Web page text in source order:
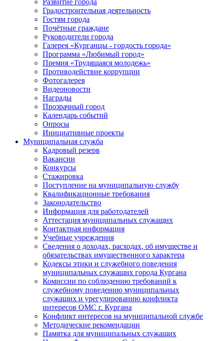
Развитие города
Градостроительная деятельность
Гостям города
Почётные граждане
Руководители города
Галерея «Курганцы - гордость города»
Программа «Любимый город»
Премия «Трудящаяся молодежь»
Противодействие коррупции
Фотогалерея
Видеоновости
Награды
Прозрачный город
Календарь событий
Опросы
Инициативные проекты
Муниципальная служба
Кадровый резерв
Вакансии
Конкурсы
Стажировка
Поступление на муниципальную службу
Квалификационные требования
Законодательство
Информация для работодателей
Аттестация муниципальных служащих
Контактная информация
Учебные учреждения
Сведения о доходах, расходах, об имуществе и
обязательствах имущественного характера
Кодексы этики и служебного поведения
муниципальных служащих города Кургана
Комиссии по соблюдению требований к
служебному поведению муниципальных
служащих и урегулированию конфликта
интересов ОМС г. Кургана
Конфликт интересов на муниципальной службе
Методические рекомендации
Памятка для муниципальных служащих